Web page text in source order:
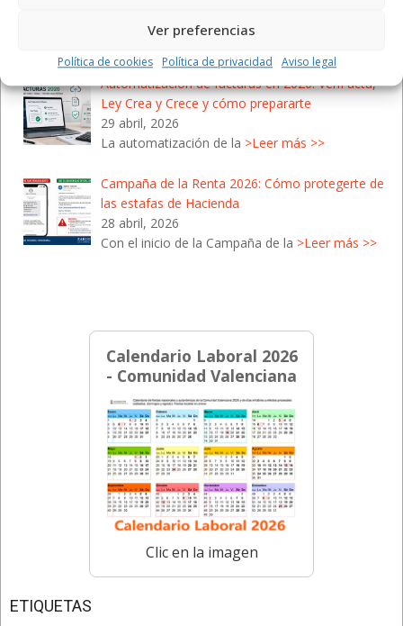
Ver preferencias
Política de cookies Política de privacidad Aviso legal
8 mayo, 2026
La campaña de la Declaración de la
Automatización de facturas en 2026: VeriFactu,
Ley Crea y Crece y cómo prepararte
29 abril, 2026
La automatización de la >Leer más >>
Campaña de la Renta 2026: Cómo protegerte de
las estafas de Hacienda
28 abril, 2026
Con el inicio de la Campaña de la >Leer más >>
Calendario Laboral 2026
- Comunidad Valenciana
Clic en la imagen
ETIQUETAS